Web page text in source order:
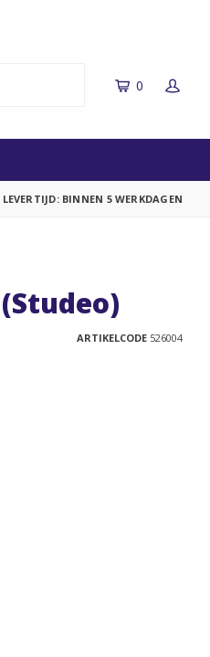
0
LEVERTIJD: BINNEN 5 WERKDAGEN
ARTIKELCODE526004